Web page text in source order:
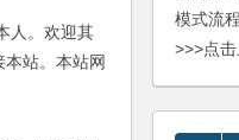
人。欢迎其
站。本站网
模式流
>>>点击